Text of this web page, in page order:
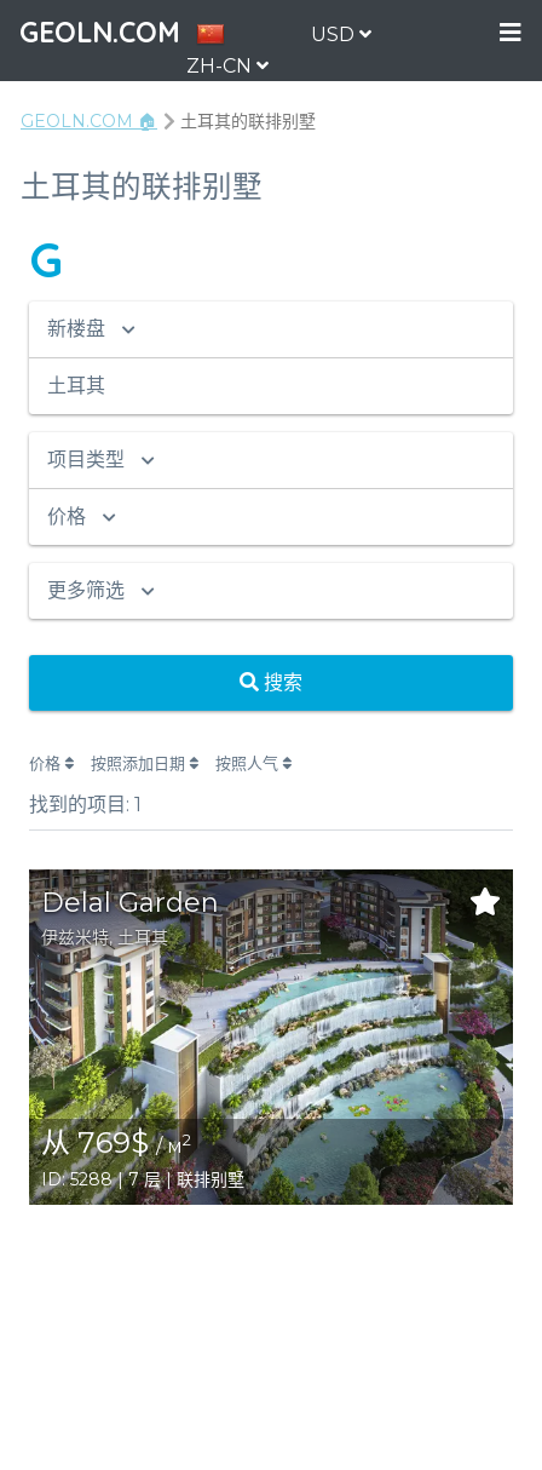
GEOLN.COM
ZH-CN
USD
GEOLN.COM 🏠 土耳其的联排别墅
土耳其的联排别墅
G
新楼盘
土耳其
项目类型
价格
更多筛选
搜索
价格 按照添加日期 按照人气
找到的项目: 1
Delal Garden
伊兹米特,土耳其
从 769$/ м2
ID: 5288 | 7 层 | 联排别墅